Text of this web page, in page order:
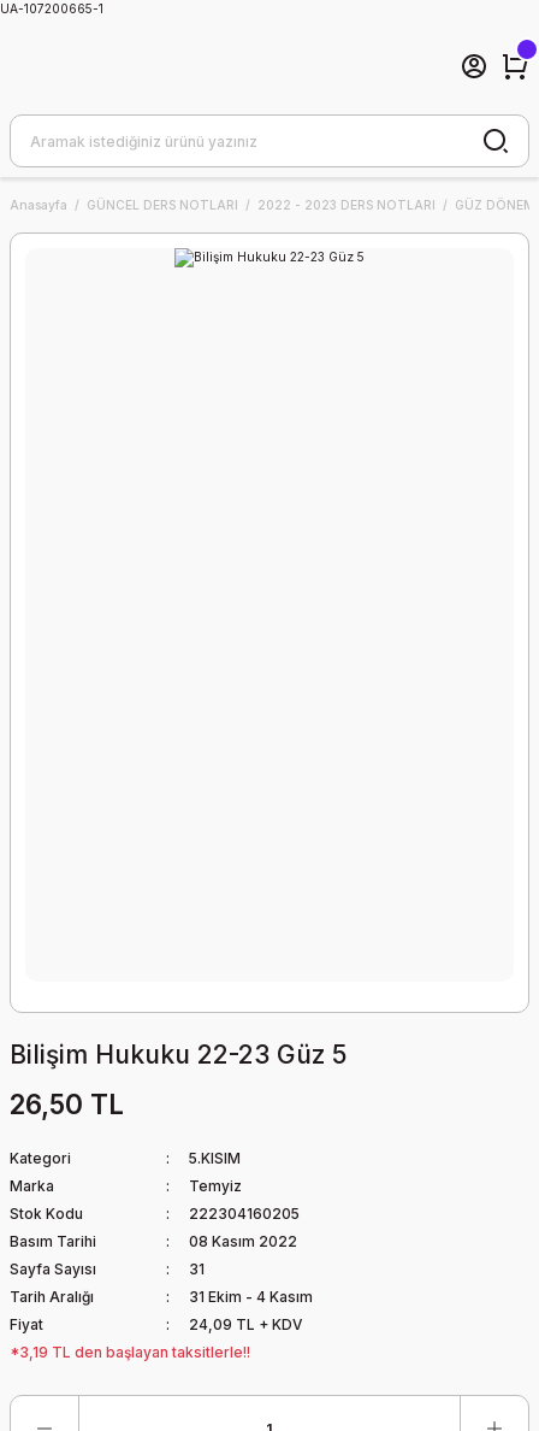
UA-107200665-1
Anasayfa GÜNCEL DERS NOTLARI 2022 - 2023 DERS NOTLARI GÜZ DÖNEMİ
Bilişim Hukuku 22-23 Güz 5
26,50 TL
Kategori
5.KISIM
Marka
Temyiz
Stok Kodu
222304160205
Basım Tarihi
08 Kasım 2022
Sayfa Sayısı
31
Tarih Aralığı
31 Ekim - 4 Kasım
Fiyat
24,09 TL + KDV
*3,19 TL den başlayan taksitlerle!!